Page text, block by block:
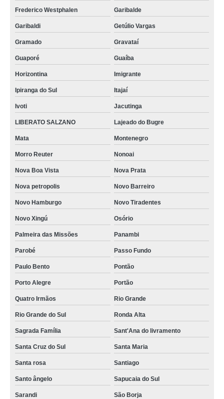
Frederico Westphalen Garibalde
Garibaldi Getúlio Vargas
Gramado Gravataí
Guaporé Guaíba
Horizontina Imigrante
Ipiranga do Sul Itajaí
Ivoti Jacutinga
LIBERATO SALZANO Lajeado do Bugre
Mata Montenegro
Morro Reuter Nonoai
Nova Boa Vista Nova Prata
Nova petropolis Novo Barreiro
Novo Hamburgo Novo Tiradentes
Novo Xingú Osório
Palmeira das Missões Panambi
Parobé Passo Fundo
Paulo Bento Pontão
Porto Alegre Portão
Quatro Irmãos Rio Grande
Rio Grande do Sul Ronda Alta
Sagrada Família Sant'Ana do livramento
Santa Cruz do Sul Santa Maria
Santa rosa Santiago
Santo ângelo Sapucaia do Sul
Sarandi São Borja